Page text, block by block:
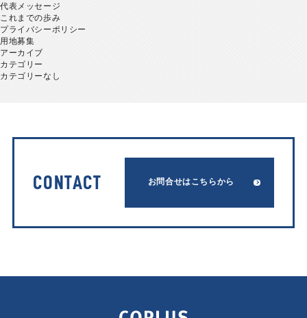
代表メッセージ
これまでの歩み
プライバシーポリシー
用地募集
アーカイブ
カテゴリー
カテゴリーなし
CONTACT お問合せはこちらから